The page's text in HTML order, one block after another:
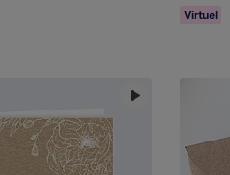
Virtuel